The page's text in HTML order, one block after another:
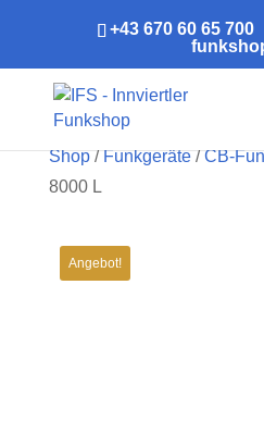
+43 670 60 65 700
Shop/Funkgeräte/CB-
8000 L
Angebot!